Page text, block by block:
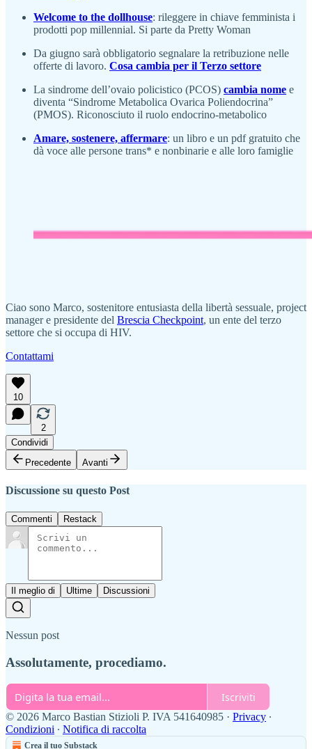
Welcome to the dollhouse: rileggere in chiave femminista i
prodotti pop millennial. Si parte da Pretty Woman
Da giugno sarà obbligatorio segnalare la retribuzione nelle
offerte di lavoro. Cosa cambia per il Terzo settore
La sindrome dell’ovaio policistico (PCOS) cambia nome e
diventa “Sindrome Metabolica Ovarica Poliendocrina”
(PMOS). Riconosciuto il ruolo endocrino-metabolico
Amare, sostenere, affermare: un libro e un pdf gratuito che
dà voce alle persone trans* e nonbinarie e alle loro famiglie
Ciao sono Marco, sostenitore entusiasta della libertà sessuale, project
manager e presidente del Brescia Checkpoint, un ente del terzo
settore che si occupa di HIV.
Contattami
10
2
Condividi
Precedente
Avanti
Discussione su questo Post
Commenti Restack
Il meglio di Ultime Discussioni
Nessun post
Assolutamente, procediamo.
Iscriviti
© 2026 Marco Bastian Stizioli P. IVA 541640985 · Privacy ∙
Condizioni ∙ Notifica di raccolta
Crea il tuo Substack